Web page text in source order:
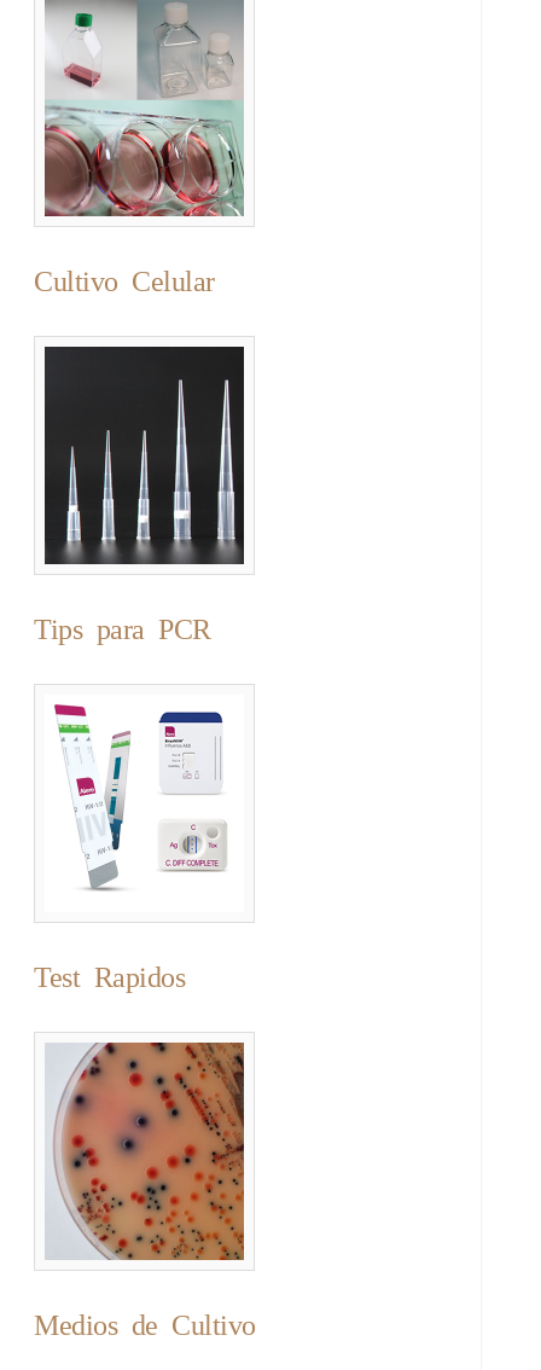
Cultivo Celular
Tips para PCR
Test Rapidos
Medios de Cultivo